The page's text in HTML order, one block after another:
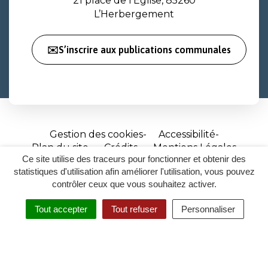
Ce site utilise des traceurs pour fonctionner et obtenir des
statistiques d'utilisation afin améliorer l'utilisation, vous pouvez
contrôler ceux que vous souhaitez activer.
Tout accepter Tout refuser Personnaliser
RECHERCHER
ACCESSIBILITÉ
L’Herbergement
✉️S’inscrire aux publications communales
Gestion des cookies
Accessibilité
Plan du site
Crédits
Mentions Légales
Site
réalisé
par
Inovagora